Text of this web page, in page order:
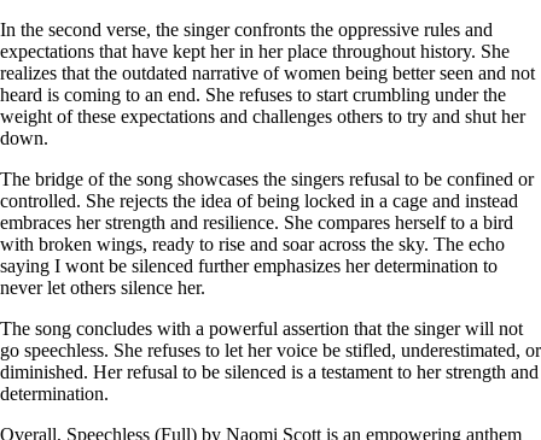
In the second verse, the singer confronts the oppressive rules and
expectations that have kept her in her place throughout history. She
realizes that the outdated narrative of women being better seen and not
heard is coming to an end. She refuses to start crumbling under the
weight of these expectations and challenges others to try and shut her
down.
The bridge of the song showcases the singers refusal to be confined or
controlled. She rejects the idea of being locked in a cage and instead
embraces her strength and resilience. She compares herself to a bird
with broken wings, ready to rise and soar across the sky. The echo
saying I wont be silenced further emphasizes her determination to
never let others silence her.
The song concludes with a powerful assertion that the singer will not
go speechless. She refuses to let her voice be stifled, underestimated, or
diminished. Her refusal to be silenced is a testament to her strength and
determination.
Overall, Speechless (Full) by Naomi Scott is an empowering anthem